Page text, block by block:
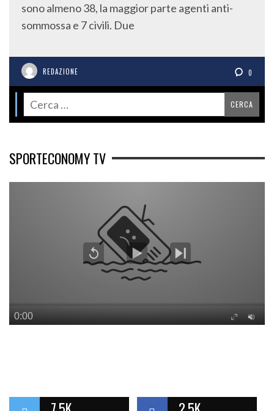
sono almeno 38, la maggior parte agenti anti-
sommossa e 7 civili. Due
REDAZIONE 0
SPORTECONOMY TV